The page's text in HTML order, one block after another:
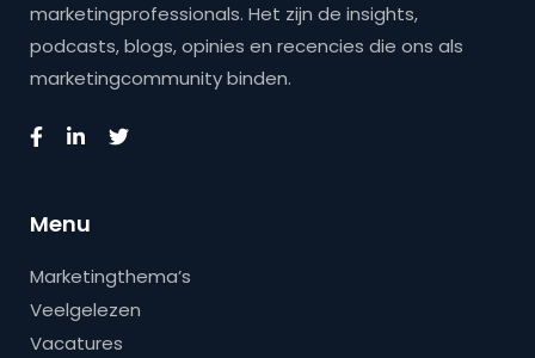
marketingprofessionals. Het zijn de insights,
podcasts, blogs, opinies en recencies die ons als
marketingcommunity binden.
Menu
Marketingthema’s
Veelgelezen
Vacatures